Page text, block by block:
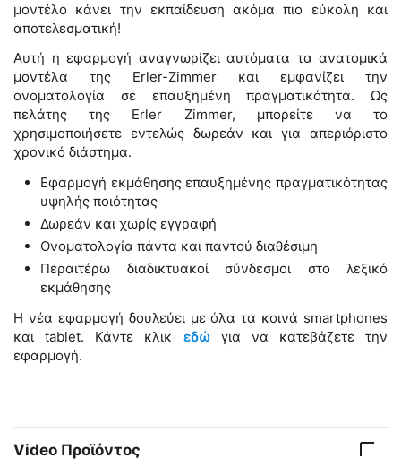
μοντέλο κάνει την εκπαίδευση ακόμα πιο εύκολη και
αποτελεσματική!
Αυτή η εφαρμογή αναγνωρίζει αυτόματα τα ανατομικά
μοντέλα της Erler-Zimmer και εμφανίζει την
ονοματολογία σε επαυξημένη πραγματικότητα. Ως
πελάτης της Erler Zimmer, μπορείτε να το
χρησιμοποιήσετε εντελώς δωρεάν και για απεριόριστο
χρονικό διάστημα.
Εφαρμογή εκμάθησης επαυξημένης πραγματικότητας
υψηλής ποιότητας
Δωρεάν και χωρίς εγγραφή
Ονοματολογία πάντα και παντού διαθέσιμη
Περαιτέρω διαδικτυακοί σύνδεσμοι στο λεξικό
εκμάθησης
Η νέα εφαρμογή δουλεύει με όλα τα κοινά smartphones
και tablet. Κάντε κλικ εδώγια να κατεβάζετε την
εφαρμογή.
Video Προϊόντος